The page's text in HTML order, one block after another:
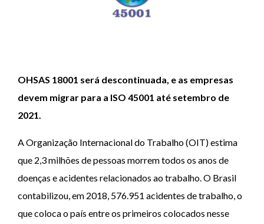
OHSAS 18001 será descontinuada, e as empresas
devem migrar para a ISO 45001 até setembro de
2021.
A Organização Internacional do Trabalho (OIT) estima
que 2,3 milhões de pessoas morrem todos os anos de
doenças e acidentes relacionados ao trabalho. O Brasil
contabilizou, em 2018, 576.951 acidentes de trabalho, o
que coloca o país entre os primeiros colocados nesse